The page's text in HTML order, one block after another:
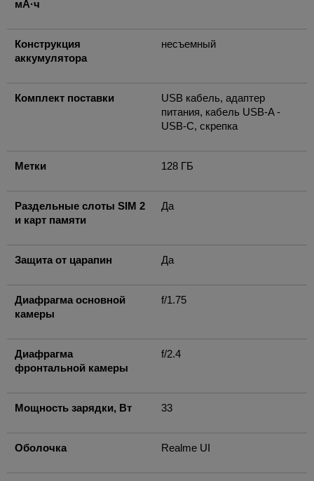
мА·ч
Конструкция
аккумулятора
несъемный
Комплект поставки
USB кабель, адаптер
питания, кабель USB-A -
USB-C, скрепка
Метки 128 ГБ
Раздельные слоты SIM 2
и карт памяти
Да
Защита от царапин Да
Диафрагма основной
камеры
f/1.75
Диафрагма
фронтальной камеры
f/2.4
Мощность зарядки, Вт 33
Оболочка Realme UI